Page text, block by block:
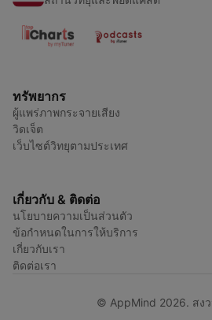
ทรัพยากร
ผู้แพร่ภาพกระจายเสียง
วิดเจ็ต
เว็บไซต์วิทยุตามประเทศ
เกี่ยวกับ & ติดต่อ
นโยบายความเป็นส่วนตัว
ข้อกำหนดในการให้บริการ
เกี่ยวกับเรา
ติดต่อเรา
© AppMind 2026. สง